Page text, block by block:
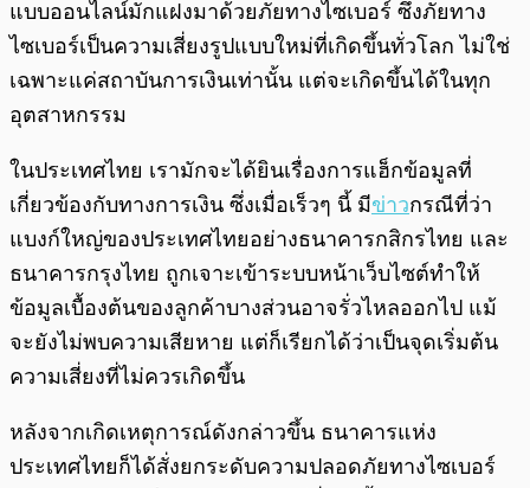
แบบออนไลน์มักแฝงมาด้วยภัยทางไซเบอร์ ซึ่งภัยทาง
ไซเบอร์เป็นความเสี่ยงรูปแบบใหม่ที่เกิดขึ้นทั่วโลก ไม่ใช่
เฉพาะแค่สถาบันการเงินเท่านั้น แต่จะเกิดขึ้นได้ในทุก
อุตสาหกรรม
ในประเทศไทย เรามักจะได้ยินเรื่องการแฮ็กข้อมูลที่
เกี่ยวข้องกับทางการเงิน ซึ่งเมื่อเร็วๆ นี้ มีข่าวกรณีที่ว่า
แบงก์ใหญ่ของประเทศไทยอย่างธนาคารกสิกรไทย และ
ธนาคารกรุงไทย ถูกเจาะเข้าระบบหน้าเว็บไซต์ทำให้
ข้อมูลเบื้องต้นของลูกค้าบางส่วนอาจรั่วไหลออกไป แม้
จะยังไม่พบความเสียหาย แต่ก็เรียกได้ว่าเป็นจุดเริ่มต้น
ความเสี่ยงที่ไม่ควรเกิดขึ้น
หลังจากเกิดเหตุการณ์ดังกล่าวขึ้น ธนาคารแห่ง
ประเทศไทยก็ได้สั่งยกระดับความปลอดภัยทางไซเบอร์